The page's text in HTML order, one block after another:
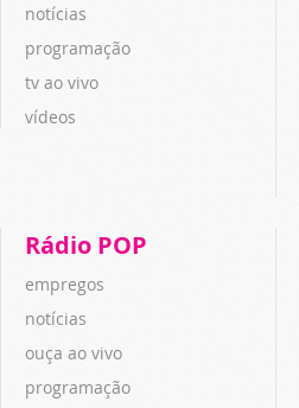
notícias
programação
tv ao vivo
vídeos
Rádio POP
empregos
notícias
ouça ao vivo
programação